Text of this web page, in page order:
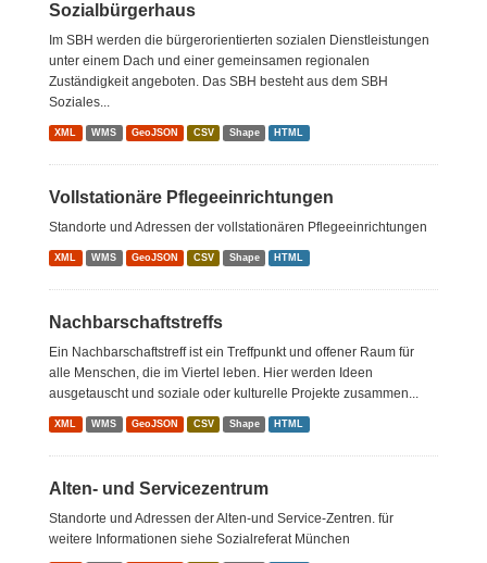
Sozialbürgerhaus
Im SBH werden die bürgerorientierten sozialen Dienstleistungen
unter einem Dach und einer gemeinsamen regionalen
Zuständigkeit angeboten. Das SBH besteht aus dem SBH
Soziales...
XML WMS GeoJSON CSV Shape HTML
Vollstationäre Pflegeeinrichtungen
Standorte und Adressen der vollstationären Pflegeeinrichtungen
XML WMS GeoJSON CSV Shape HTML
Nachbarschaftstreffs
Ein Nachbarschaftstreff ist ein Treffpunkt und offener Raum für
alle Menschen, die im Viertel leben. Hier werden Ideen
ausgetauscht und soziale oder kulturelle Projekte zusammen...
XML WMS GeoJSON CSV Shape HTML
Alten- und Servicezentrum
Standorte und Adressen der Alten-und Service-Zentren. für
weitere Informationen siehe Sozialreferat München